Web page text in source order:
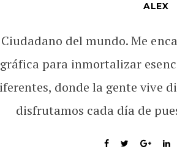
ALEX
Ciudadano del mundo. Me
para inmortalizar
donde la gente vive
disfrutamos cada día de